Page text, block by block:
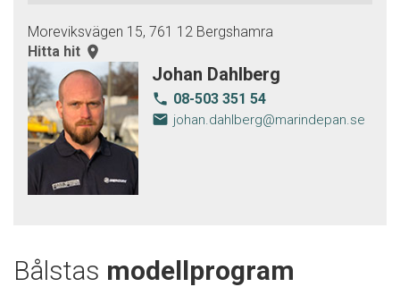
Moreviksvägen 15, 761 12 Bergshamra
Hitta hit room
Johan Dahlberg
local_phone 08-503 351 54
email johan.dahlberg@marindepan.se
Bålstas modellprogram